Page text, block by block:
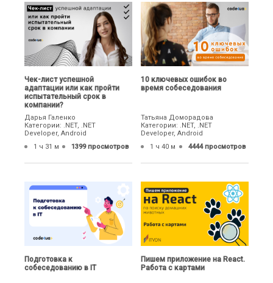
Чек-лист успешной
адаптации или как пройти
испытательный срок в
компании?
Дарья Галенко
Категории: .NET, .NET
Developer, Android
1 ч 31 м
1399 просмотров
10 ключевых ошибок во
время собеседования
Татьяна Доморадова
Категории: .NET, .NET
Developer, Android
1 ч 40 м
4444 просмотров
Подготовка к
собеседованию в IT
Пишем приложение на React.
Работа с картами